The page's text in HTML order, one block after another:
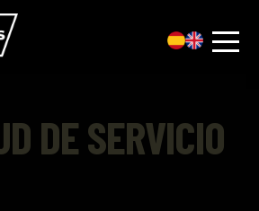
DE SERVICIO